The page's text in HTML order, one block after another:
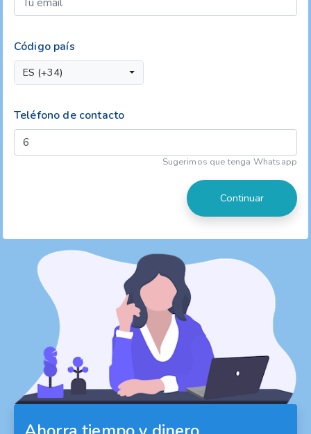
Código país
ES (+34)
Teléfono de contacto
Sugerimos que tenga Whatsapp